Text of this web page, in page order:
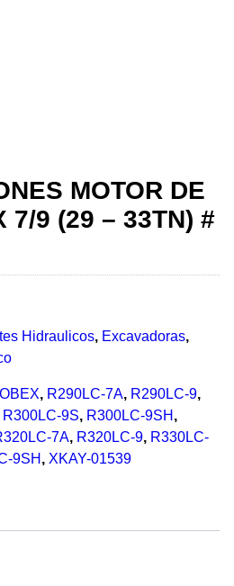
MOTOR DE
7/9 (29 – 33TN) #
Hidraulicos, Excavadoras,
, R290LC-7A, R290LC-9,
R300LC-9S, R300LC-9SH ,
7A, R320LC-9, R330LC-
9SH , XKAY-01539